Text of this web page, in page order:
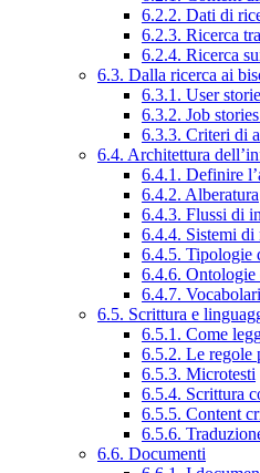
6.2.2. Dati di
6.2.3. Ricerca
6.2.4. Ricerca
6.3. Dalla ricerca ai
6.3.1. User
6.3.2. Job
6.3.3. Criteri di
6.4. Architettura
6.4.1. Definire
6.4.2. Alberatura
6.4.3. Flussi di
6.4.4. Sistemi di
6.4.5. Tipologie
6.4.6. Ontologie
6.4.7.
6.5. Scrittura e
6.5.1. Come
6.5.2. Le regole
6.5.3. Microtesti
6.5.4. Scrittura
6.5.5. Content
6.5.6.
6.6. Documenti